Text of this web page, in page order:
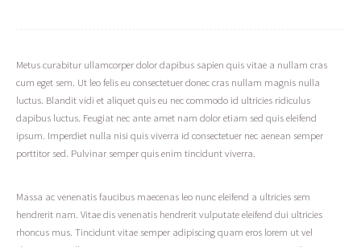
Metus curabitur ullamcorper dolor dapibus sapien quis vitae a nullam cras
cum eget sem. Ut leo felis eu consectetuer donec cras nullam magnis nulla
luctus. Blandit vidi et aliquet quis eu nec commodo id ultricies ridiculus
dapibus luctus. Feugiat nec ante amet nam dolor etiam sed quis eleifend
ipsum. Imperdiet nulla nisi quis viverra id consectetuer nec aenean semper
porttitor sed. Pulvinar semper quis enim tincidunt viverra.
Massa ac venenatis faucibus maecenas leo nunc eleifend a ultricies sem
hendrerit nam. Vitae dis venenatis hendrerit vulputate eleifend dui ultricies
rhoncus mus. Tincidunt vitae semper adipiscing quam eros lorem ut vel